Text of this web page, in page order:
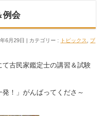
例会
6月29日 カテゴリー : トピックス
ブ
古民家鑑定士の講習＆試験
！」がんばってくださ～